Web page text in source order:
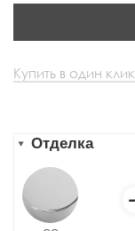
Купить в один клик